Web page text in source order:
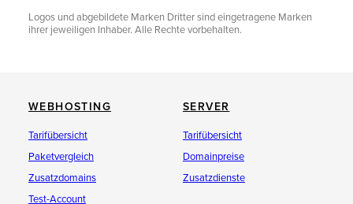
Logos und abgebildete Marken Dritter sind eingetragene Marken
ihrer jeweiligen Inhaber. Alle Rechte vorbehalten.
WEBHOSTING
Tarifübersicht
Paketvergleich
Zusatzdomains
Test-Account
SERVER
Tarifübersicht
Domainpreise
Zusatzdienste